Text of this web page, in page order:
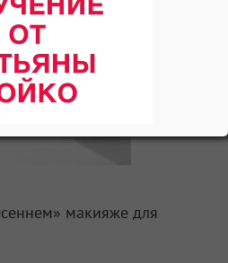
макияже для